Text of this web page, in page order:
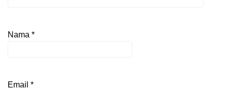
Nama *
Email *